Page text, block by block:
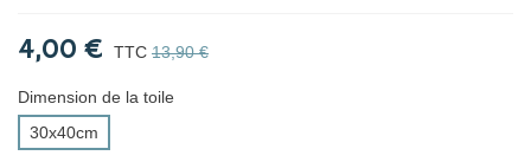
4,00 € TTC 13,90 €
Dimension de la toile
30x40cm